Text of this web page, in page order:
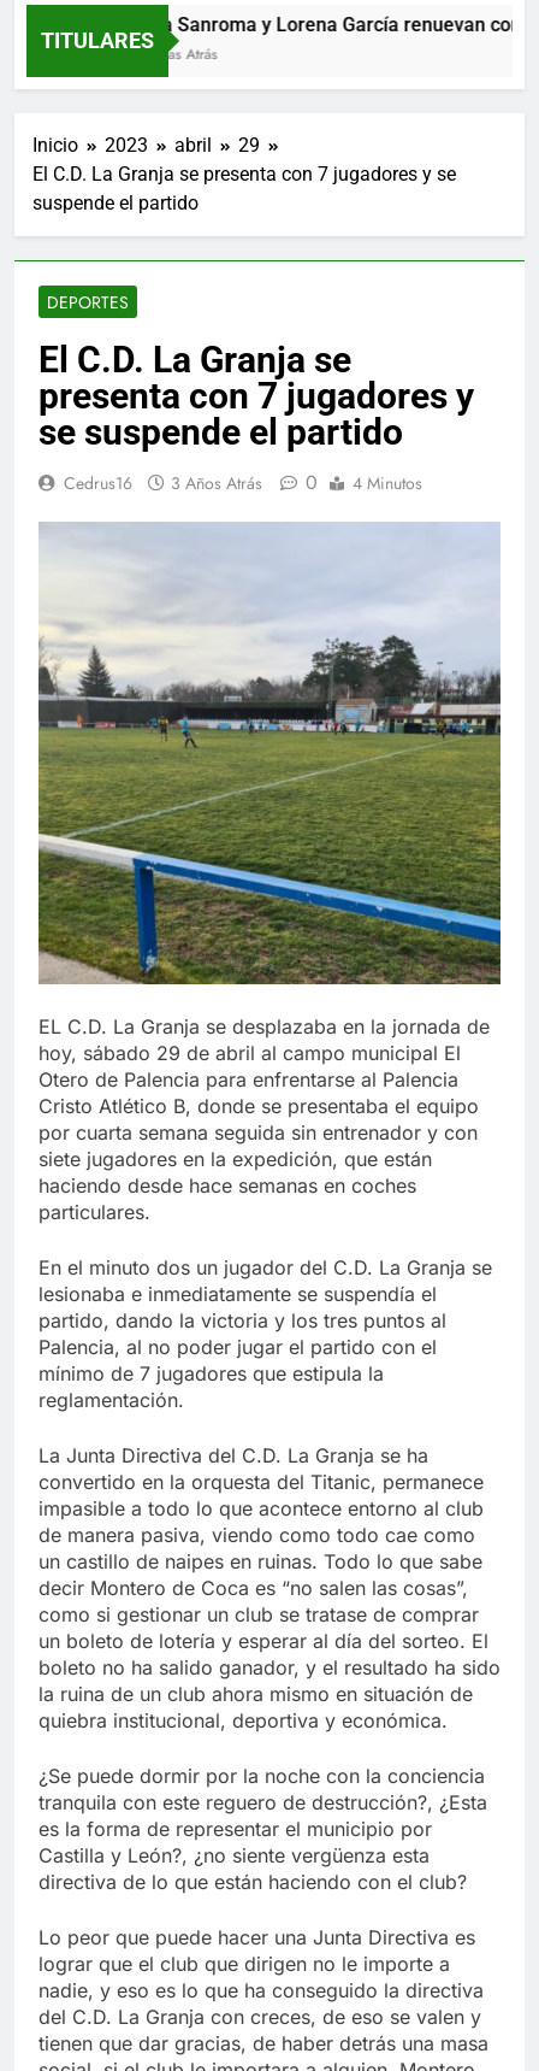
TITULARES
María Sanroma y Lorena García renuevan con El
10 Horas Atrás
Inicio 2023 abril
29
El C.D. La Granja se presenta con 7 jugadores y se
suspende el partido
DEPORTES
El C.D. La Granja se
presenta con 7 jugadores y
se suspende el partido
Cedrus16 3 Años Atrás 0 4 Minutos
EL C.D. La Granja se desplazaba en la jornada de
hoy, sábado 29 de abril al campo municipal El
Otero de Palencia para enfrentarse al Palencia
Cristo Atlético B, donde se presentaba el equipo
por cuarta semana seguida sin entrenador y con
siete jugadores en la expedición, que están
haciendo desde hace semanas en coches
particulares.
En el minuto dos un jugador del C.D. La Granja se
lesionaba e inmediatamente se suspendía el
partido, dando la victoria y los tres puntos al
Palencia, al no poder jugar el partido con el
mínimo de 7 jugadores que estipula la
reglamentación.
La Junta Directiva del C.D. La Granja se ha
convertido en la orquesta del Titanic, permanece
impasible a todo lo que acontece entorno al club
de manera pasiva, viendo como todo cae como
un castillo de naipes en ruinas. Todo lo que sabe
decir Montero de Coca es “no salen las cosas”,
como si gestionar un club se tratase de comprar
un boleto de lotería y esperar al día del sorteo. El
boleto no ha salido ganador, y el resultado ha sido
la ruina de un club ahora mismo en situación de
quiebra institucional, deportiva y económica.
¿Se puede dormir por la noche con la conciencia
tranquila con este reguero de destrucción?, ¿Esta
es la forma de representar el municipio por
Castilla y León?, ¿no siente vergüenza esta
directiva de lo que están haciendo con el club?
Lo peor que puede hacer una Junta Directiva es
lograr que el club que dirigen no le importe a
nadie, y eso es lo que ha conseguido la directiva
del C.D. La Granja con creces, de eso se valen y
tienen que dar gracias, de haber detrás una masa